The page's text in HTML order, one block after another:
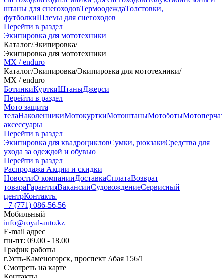
штаны для снегоходовТермоодеждаТолстовки,
футболкиШлемы для снегоходов
Перейти в раздел
Экипировка для мототехники
Каталог/Экипировка/
Экипировка для мототехники
MX / enduro
Каталог/Экипировка/Экипировка для мототехники/
MX / enduro
БотинкиКурткиШтаныДжерси
Перейти в раздел
Мото защита
телаНаколенникиМотокурткиМотоштаныМотоботы
аксессуары
Перейти в раздел
Экипировка для квадроцикловСумки, рюкзакиСредства для
ухода за одеждой и обувью
Перейти в раздел
Распродажа Акции и скидки
НовостиО компанииДоставкаОплатаВозврат
товараГарантияВакансииСудовождениеСервисный
центрКонтакты
+7 (771) 086-56-56
Мобильный
info@royal-auto.kz
E-mail адрес
пн-пт: 09.00 - 18.00
График работы
г.Усть-Каменогорск, проспект Абая 156/1
Смотреть на карте
Контакты